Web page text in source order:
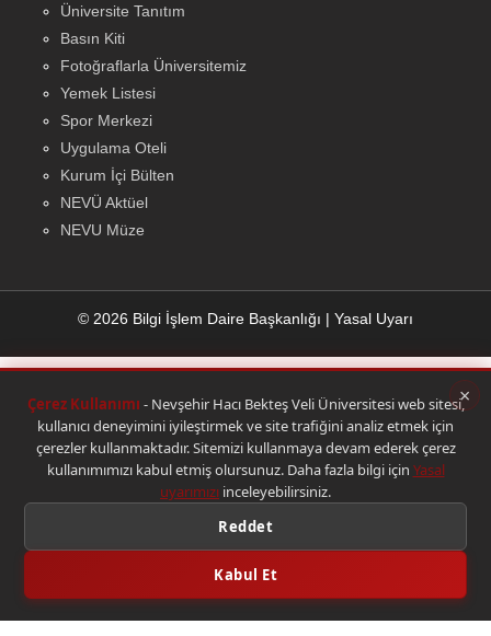
×
Çerez Kullanımı - Nevşehir Hacı Bekteş Veli Üniversitesi web sitesi,
kullanıcı deneyimini iyileştirmek ve site trafiğini analiz etmek için
çerezler kullanmaktadır. Sitemizi kullanmaya devam ederek çerez
kullanımımızı kabul etmiş olursunuz. Daha fazla bilgi için Yasal
uyarımızı inceleyebilirsiniz.
Reddet
Kabul Et
Üniversite Tanıtım
Basın Kiti
Fotoğraflarla Üniversitemiz
Yemek Listesi
Spor Merkezi
Uygulama Oteli
Kurum İçi Bülten
NEVÜ Aktüel
NEVU Müze
© 2026 Bilgi İşlem Daire Başkanlığı | Yasal Uyarı